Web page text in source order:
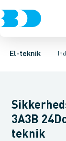
El-teknik
Afbrydere,
Tidsrelæ
3A3B
teknik